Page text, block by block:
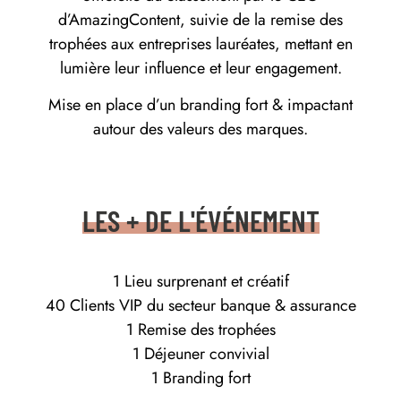
d’AmazingContent, suivie de la remise des
trophées aux entreprises lauréates, mettant en
lumière leur influence et leur engagement.
Mise en place d’un branding fort & impactant
autour des valeurs des marques.
LES + DE L'ÉVÉNEMENT
1 Lieu surprenant et créatif
40 Clients VIP du secteur banque & assurance
1 Remise des trophées
1 Déjeuner convivial
1 Branding fort